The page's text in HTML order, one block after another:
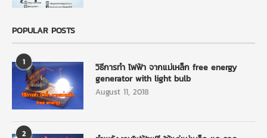
POPULAR POSTS
1
วิธีการทำ ไฟฟ้า จากแม่เหล็ก free energy
generator with light bulb
August 11, 2018
2